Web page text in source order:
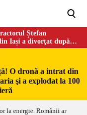
Ștefan
Iași a divorţat după
O dronă a intrat din
şi a explodat la 100